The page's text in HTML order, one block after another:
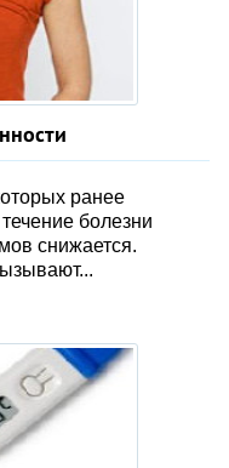
ранее
болезни
снижается.